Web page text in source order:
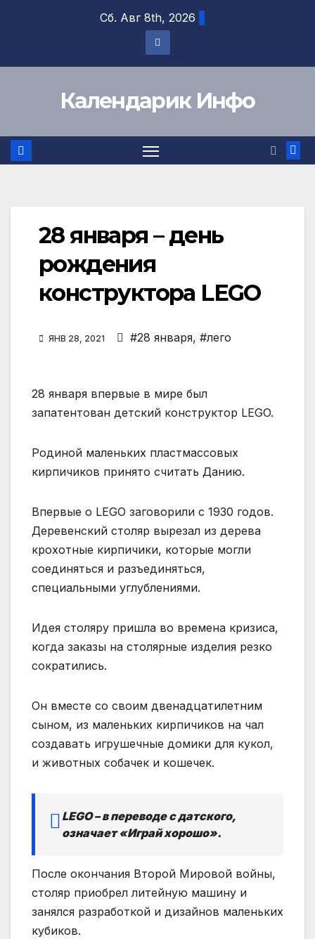
Сб. Авг 8th, 2026
Календарик Инфо
28 января – день
рождения
конструктора LEGO
ЯНВ 28, 2021 #28 января, #лего
28 января впервые в мире был
запатентован детский конструктор LEGO.
Родиной маленьких пластмассовых
кирпичиков принято считать Данию.
Впервые о LEGO заговорили с 1930 годов.
Деревенский столяр вырезал из дерева
крохотные кирпичики, которые могли
соединяться и разъединяться,
специальными углублениями.
Идея столяру пришла во времена кризиса,
когда заказы на столярные изделия резко
сократились.
Он вместе со своим двенадцатилетним
сыном, из маленьких кирпичиков на чал
создавать игрушечные домики для кукол,
и животных собачек и кошечек.
LEGO – в переводе с датского,
означает «Играй хорошо».
После окончания Второй Мировой войны,
столяр приобрел литейную машину и
занялся разработкой и дизайнов маленьких
кубиков.